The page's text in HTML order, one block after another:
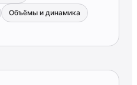
Объёмы и динамика